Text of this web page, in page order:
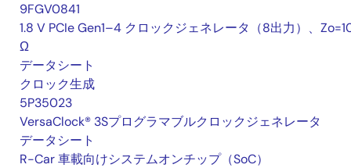
9FGV0841
1.8 V PCIe Gen1–4 クロックジェネレータ（8出力）、
Ω
データシート
クロック生成
5P35023
VersaClock® 3Sプログラマブルクロックジェネレータ
データシート
R-Car 車載向けシステムオンチップ（SoC）